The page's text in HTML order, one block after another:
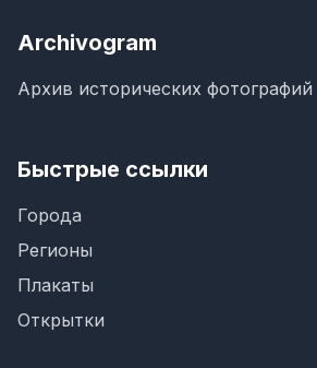
Archivogram
Архив исторических фотографий
Быстрые ссылки
Города
Регионы
Плакаты
Открытки